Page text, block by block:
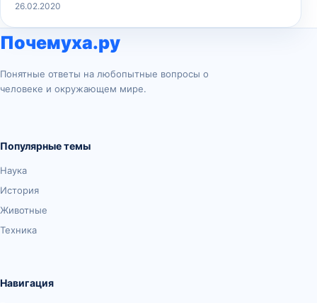
26.02.2020
Почемуха.ру
Понятные ответы на любопытные вопросы о
человеке и окружающем мире.
Популярные темы
Наука
История
Животные
Техника
Навигация